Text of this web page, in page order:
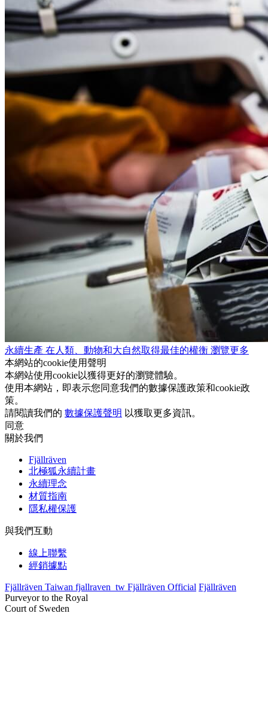
永續生產 在人類、動物和大自然取得最佳的權衡 瀏覽更多
本網站的cookie使用聲明
本網站使用cookie以獲得更好的瀏覽體驗。
使用本網站，即表示您同意我們的數據保護政策和cookie政
策。
請閱讀我們的 數據保護聲明 以獲取更多資訊。
同意
關於我們
Fjällräven
北極狐永續計畫
永續理念
材質指南
隱私權保護
與我們互動
線上聯繫
經銷據點
Fjällräven Taiwan fjallraven_tw Fjällräven Official Fjällräven
Purveyor to the Royal
Court of Sweden